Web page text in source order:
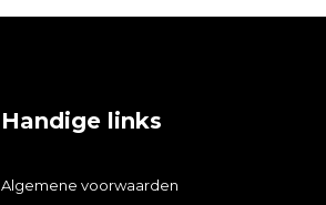
Handige links
Algemene voorwaarden